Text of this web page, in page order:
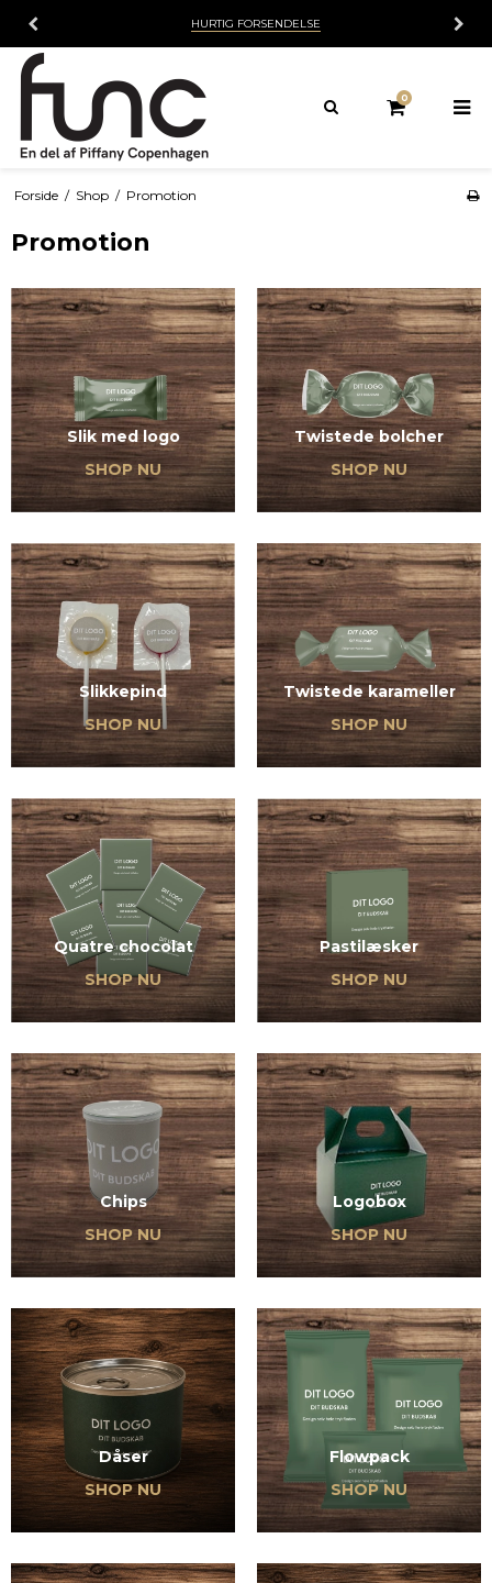
HURTIG FORSENDELSE
0
Forside / Shop / Promotion
Promotion
Slik med logo
SHOP NU
Twistede bolcher
SHOP NU
Slikkepind
SHOP NU
Twistede karameller
SHOP NU
Quatre chocolat
SHOP NU
Pastilæsker
SHOP NU
Chips
SHOP NU
Logobox
SHOP NU
Dåser
SHOP NU
Flowpack
SHOP NU